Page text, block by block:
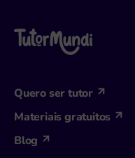
Quero ser tutor
Materiais gratuitos
Blog